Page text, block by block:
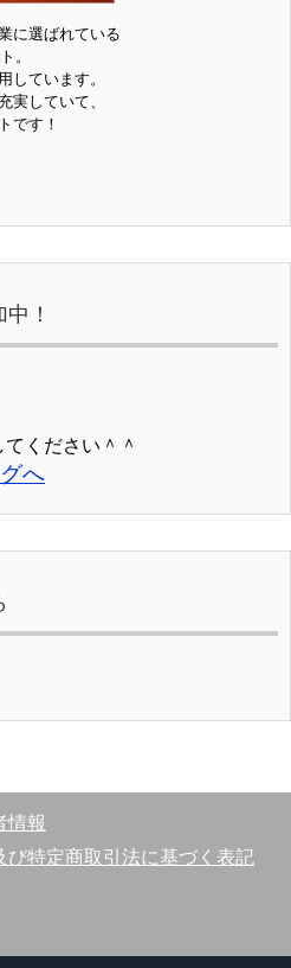
に選ばれている
。
しています。
実していて、
です！
！
ください＾＾
へ
情報
び特定商取引法に基づく表記